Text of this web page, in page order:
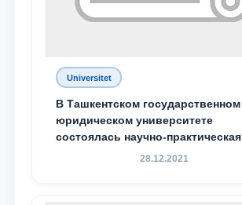
Universitet
В Ташкентском государственном
юридическом университете
состоялась научно-практическая
конференция магистрантов
28.12.2021